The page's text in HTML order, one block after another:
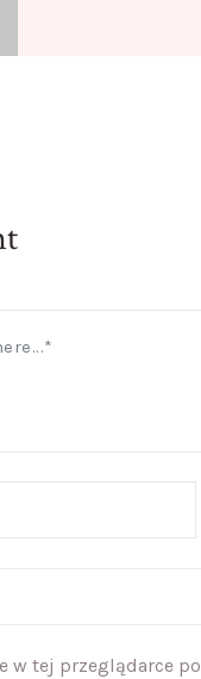
w tej przeglądarce